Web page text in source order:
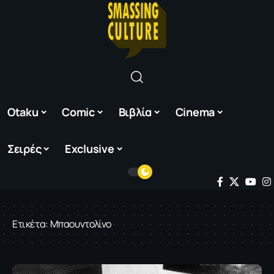
Otaku Comic Βιβλία Cinema
Σειρές Exclusive
Ετικέτα:Μπαουντολίνο